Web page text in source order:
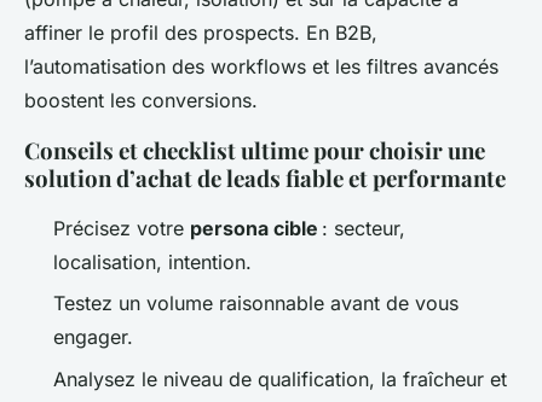
affiner le profil des prospects. En B2B,
l’automatisation des workflows et les filtres avancés
boostent les conversions.
Conseils et checklist ultime pour choisir une
solution d’achat de leads fiable et performante
Précisez votre persona cible : secteur,
localisation, intention.
Testez un volume raisonnable avant de vous
engager.
Analysez le niveau de qualification, la fraîcheur et